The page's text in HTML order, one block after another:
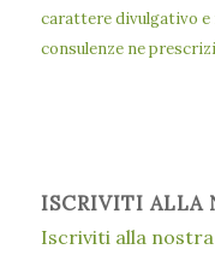
carattere divulgativo e
consulenze ne
ISCRIVITI ALLA
Iscriviti alla